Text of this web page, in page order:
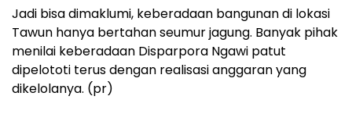
Jadi bisa dimaklumi, keberadaan bangunan di lokasi
Tawun hanya bertahan seumur jagung. Banyak pihak
menilai keberadaan Disparpora Ngawi patut
dipelototi terus dengan realisasi anggaran yang
dikelolanya. (pr)